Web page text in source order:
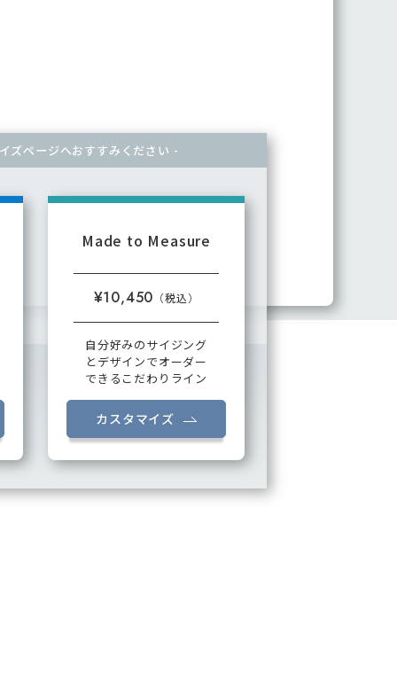
ズページへおすすみください -
Made to Measure
¥10,450
自分好みのサイジング
とデザインでオーダー
できるこだわりライン
カスタマイズ